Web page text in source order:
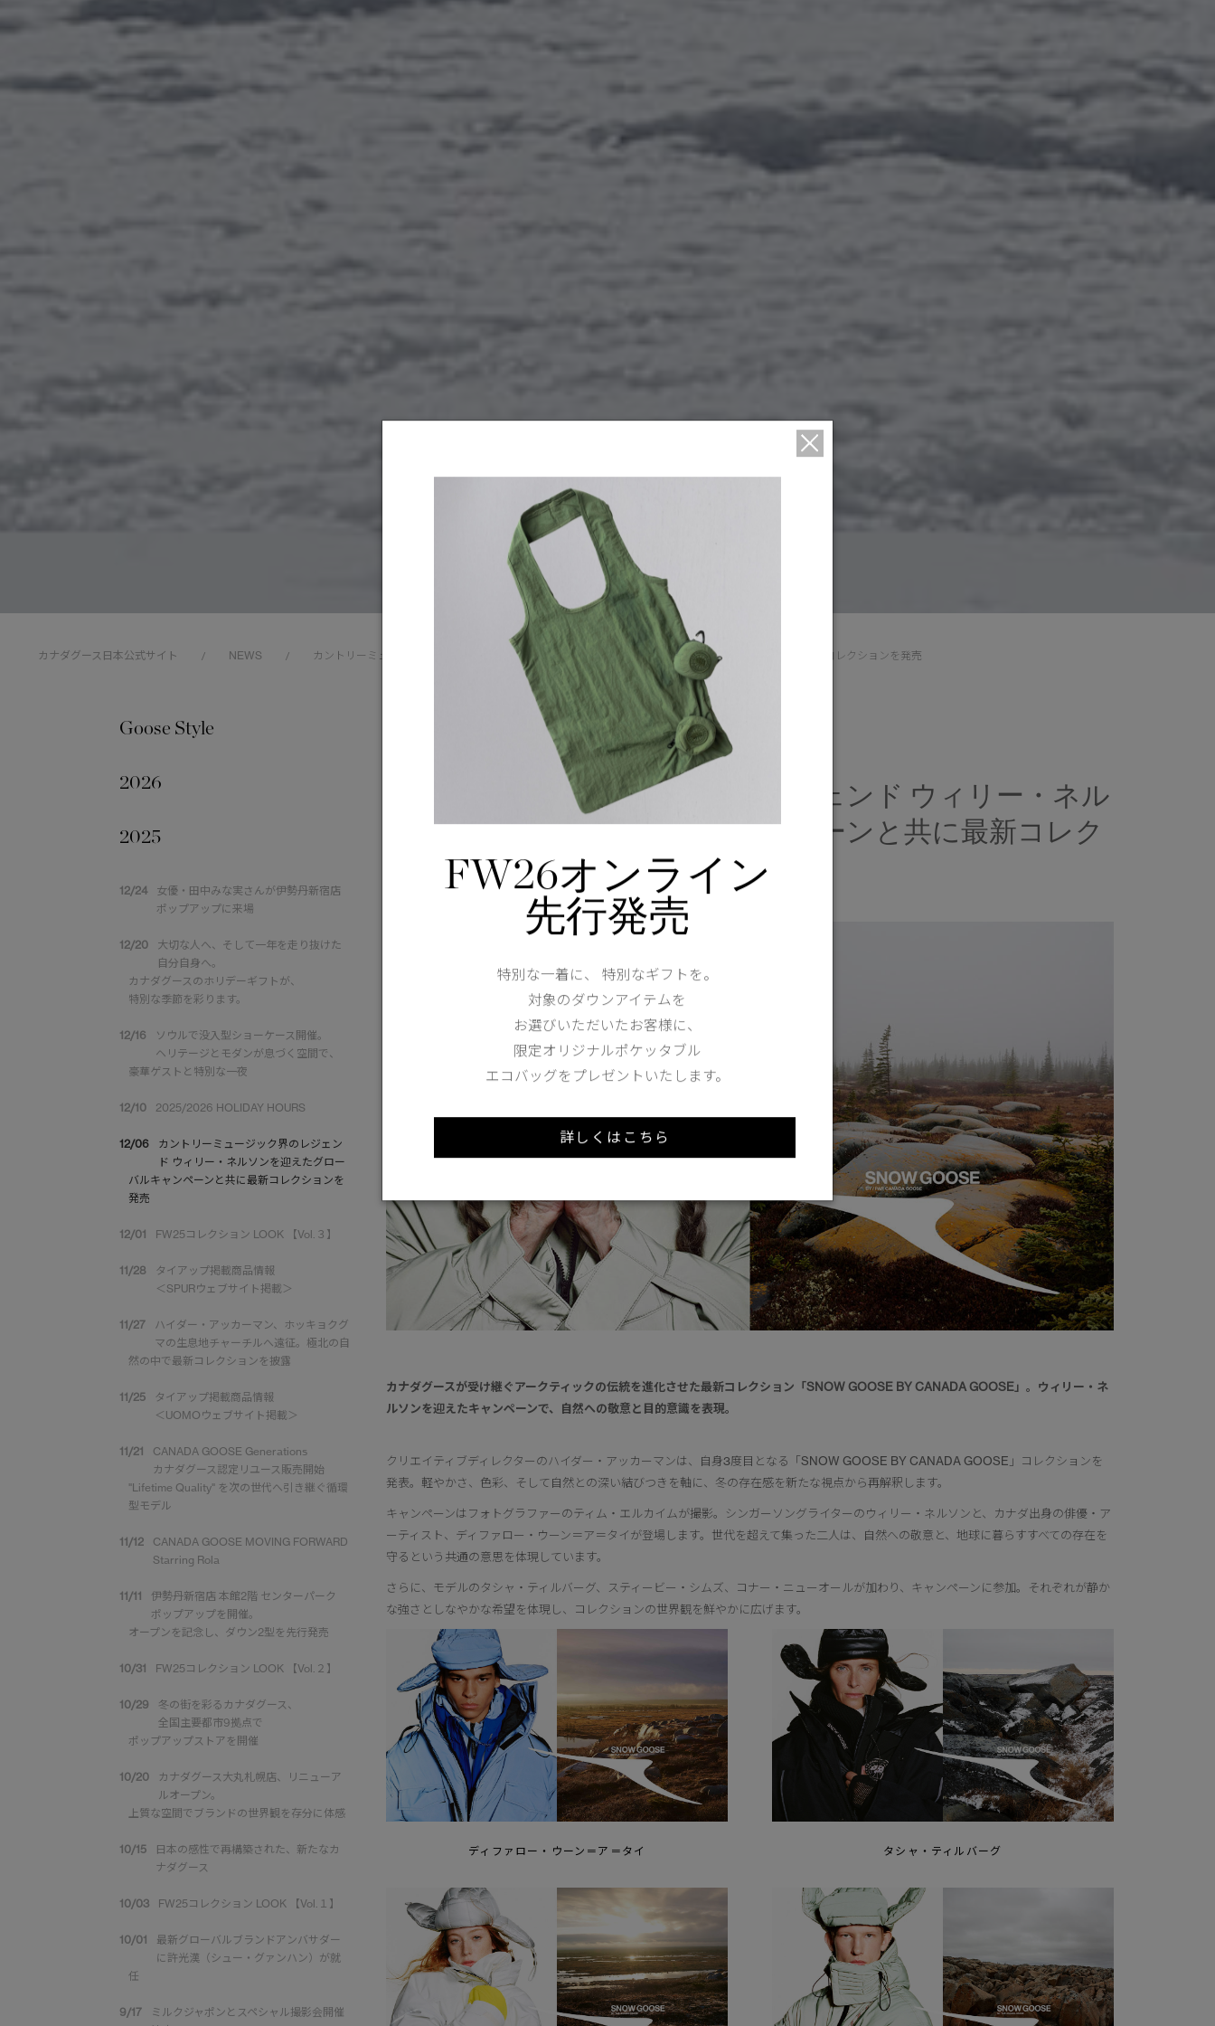
カナダグース日本公式サイト / NEWS / カントリーミュージック界のレジェンド ウィリー・ネルソンを迎えたグローバルキャンペーンと共に最新コレクションを発売
カントリーミュージック界のレジェンド ウィリー・ネル
ソンを迎えたグローバルキャンペーンと共に最新コレク
ションを発売
カナダグースが受け継ぐアークティックの伝統を進化させた最新コレクション「SNOW GOOSE BY CANADA GOOSE」。ウィリー・ネ
ルソンを迎えたキャンペーンで、自然への敬意と目的意識を表現。
クリエイティブディレクターのハイダー・アッカーマンは、自身3度目となる「SNOW GOOSE BY CANADA GOOSE」コレクションを
発表。軽やかさ、色彩、そして自然との深い結びつきを軸に、冬の存在感を新たな視点から再解釈します。
キャンペーンはフォトグラファーのティム・エルカイムが撮影。シンガーソングライターのウィリー・ネルソンと、カナダ出身の俳優・ア
ーティスト、ディファロー・ウーン＝ア＝タイが登場します。世代を超えて集った二人は、自然への敬意と、地球に暮らすすべての存在を
守るという共通の意思を体現しています。
さらに、モデルのタシャ・ティルバーグ、スティービー・シムズ、コナー・ニューオールが加わり、キャンペーンに参加。それぞれが静か
な強さとしなやかな希望を体現し、コレクションの世界観を鮮やかに広げます。
ディファロー・ウーン＝ア＝タイ タシャ・ティルバーグ
Goose Style
2026
2025
12/24
女優・田中みな実さんが伊勢丹新宿店
ポップアップに来場
12/20
大切な人へ、そして一年を走り抜けた
自分自身へ。
カナダグースのホリデーギフトが、
特別な季節を彩ります。
12/16
ソウルで没入型ショーケース開催。
ヘリテージとモダンが息づく空間で、
豪華ゲストと特別な一夜
12/10 2025/2026 HOLIDAY HOURS
12/06
カントリーミュージック界のレジェン
ド ウィリー・ネルソンを迎えたグロー
バルキャンペーンと共に最新コレクションを
発売
12/01 FW25コレクション LOOK 【Vol.３】
11/28
タイアップ掲載商品情報
＜SPURウェブサイト掲載＞
11/27
ハイダー・アッカーマン、ホッキョクグ
マの生息地チャーチルへ遠征。極北の自
然の中で最新コレクションを披露
11/25
タイアップ掲載商品情報
＜UOMOウェブサイト掲載＞
11/21
CANADA GOOSE Generations
カナダグース認定リユース販売開始
"Lifetime Quality" を次の世代へ引き継ぐ循環
型モデル
11/12
CANADA GOOSE MOVING FORWARD
Starring Rola
11/11
伊勢丹新宿店 本館2階 センターパーク
ポップアップを開催。
オープンを記念し、ダウン2型を先行発売
10/31 FW25コレクション LOOK 【Vol.２】
10/29
冬の街を彩るカナダグース、
全国主要都市9拠点で
ポップアップストアを開催
10/20
カナダグース大丸札幌店、リニューア
ルオープン。
上質な空間でブランドの世界観を存分に体感
10/15
日本の感性で再構築された、新たなカ
ナダグース
10/03 FW25コレクション LOOK 【Vol.１】
10/01
最新グローバルブランドアンバサダー
に許光漢（シュー・グァンハン）が就
任
9/17
ミルクジャポンとスペシャル撮影会開催
FW26オンライン
先行発売
特別な一着に、 特別なギフトを。
対象のダウンアイテムを
お選びいただいたお客様に、
限定オリジナルポケッタブル
エコバッグをプレゼントいたします。
詳しくはこちら